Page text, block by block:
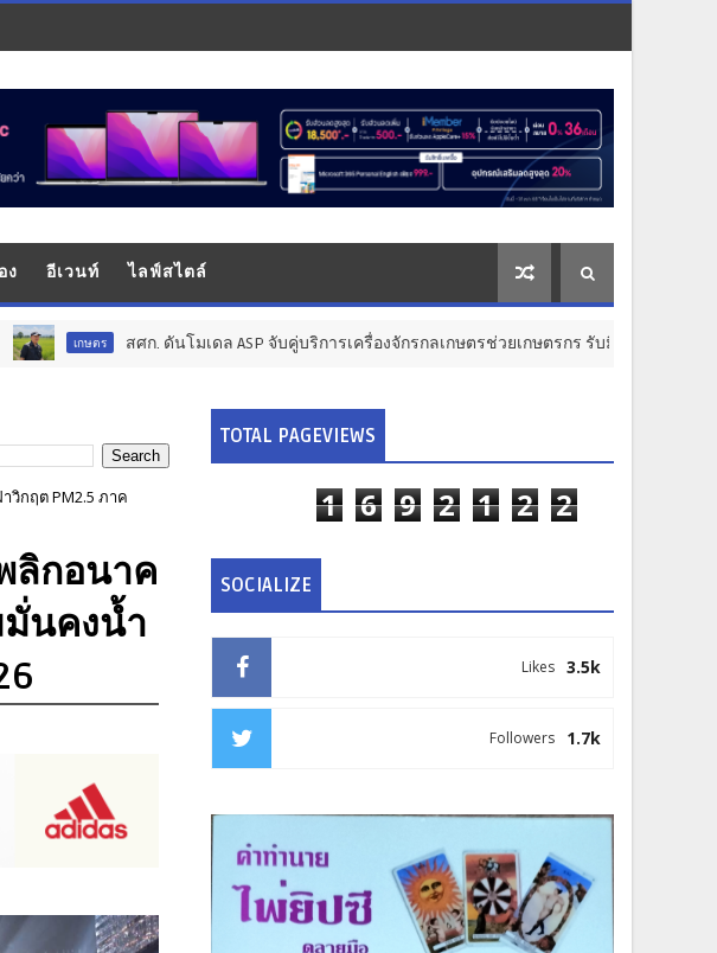
ง อีเวนท์ ไลฟ์สไตล์
สศก. ดันโมเดล ASP จับคู่บริการเครื่องจักรกลเกษตรช่วยเกษตรกร รับมือแรงงานสูงวัย
วิกฤต PM2.5 ภาค
ลิกอนาค
มั่นคงน้ำ
TOTAL PAGEVIEWS
1 6 9 2 1 2 2
SOCIALIZE
3.5k
Likes
1.7k
Followers